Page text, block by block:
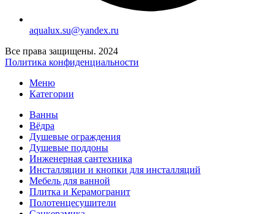
aqualux.su@yandex.ru
Все права защищены. 2024
Политика конфиденциальности
Меню
Категории
Ванны
Вёдра
Душевые ограждения
Душевые поддоны
Инженерная сантехника
Инсталляции и кнопки для инсталляций
Мебель для ванной
Плитка и Керамогранит
Полотенцесушители